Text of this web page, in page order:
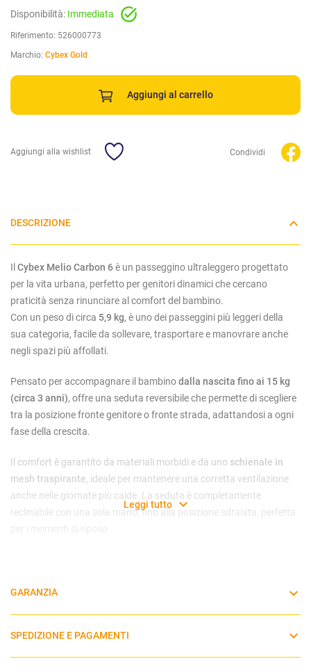
Disponibilità: Immediata
Riferimento: 526000773
Marchio: Cybex Gold
Aggiungi al carrello
Aggiungi alla wishlist Condividi
DESCRIZIONE
Il Cybex Melio Carbon 6è un passeggino ultraleggero progettato
per la vita urbana, perfetto per genitori dinamici che cercano
praticità senza rinunciare al comfort del bambino.
Con un peso di circa 5,9 kg, è uno dei passeggini più leggeri della
sua categoria, facile da sollevare, trasportare e manovrare anche
negli spazi più affollati.
Pensato per accompagnare il bambinodalla nascita fino ai 15 kg
(circa 3 anni), offre una seduta reversibile che permette di scegliere
tra la posizione fronte genitore o fronte strada, adattandosi a ogni
fase della crescita.
Il comfort è garantito da materiali morbidi e da uno schienale in
mesh traspirante, ideale per mantenere una corretta ventilazione
anche nelle giornate più calde. La seduta è completamente
reclinabile con una sola mano, fino alla posizione sdraiata, perfetta
trasportabile e manovrabile: un aiuto fantastico per la vita in
città.
Leggi tutto
GARANZIA
SPEDIZIONE E PAGAMENTI